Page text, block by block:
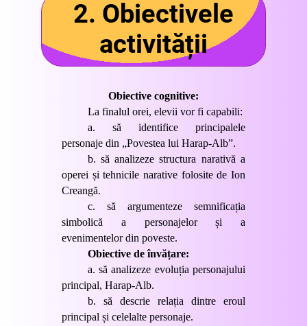
2. Obiectivele
activității
Obiective cognitive:
La finalul orei, elevii vor fi capabili:
a.
să identifice principalele
personaje din „Povestea lui Harap-Alb”.
b. să analizeze structura narativă a
operei și tehnicile narative folosite de Ion
Creangă.
c.
să argumenteze semnificația
simbolică a personajelor și a
evenimentelor din poveste.
Obiective de învățare:
a. să analizeze evoluția personajului
principal, Harap-Alb.
b.
să descrie relația dintre eroul
principal și celelalte personaje.